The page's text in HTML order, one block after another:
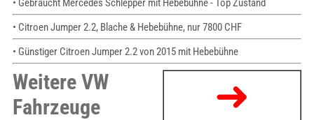
• Gebraucht Mercedes Schlepper mit Hebebühne - Top Zustand
• Citroen Jumper 2.2, Blache & Hebebühne, nur 7800 CHF
• Günstiger Citroen Jumper 2.2 von 2015 mit Hebebühne
Weitere VW
Fahrzeuge